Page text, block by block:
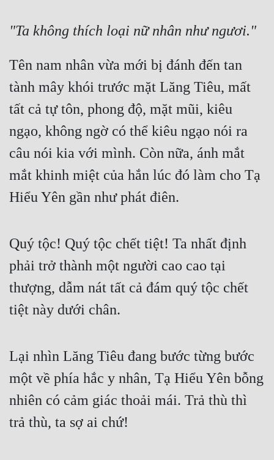
"Ta không thích loại nữ nhân như ngươi."
Tên nam nhân vừa mới bị đánh đến tan
tành mây khói trước mặt Lăng Tiêu, mất
tất cả tự tôn, phong độ, mặt mũi, kiêu
ngạo, không ngờ có thể kiêu ngạo nói ra
câu nói kia với mình. Còn nữa, ánh mắt
mắt khinh miệt của hắn lúc đó làm cho Tạ
Hiểu Yên gần như phát điên.
Quý tộc! Quý tộc chết tiệt! Ta nhất định
phải trở thành một người cao cao tại
thượng, dẫm nát tất cả đám quý tộc chết
tiệt này dưới chân.
Lại nhìn Lăng Tiêu đang bước từng bước
một về phía hắc y nhân, Tạ Hiểu Yên bỗng
nhiên có cảm giác thoải mái. Trả thù thì
trả thù, ta sợ ai chứ!